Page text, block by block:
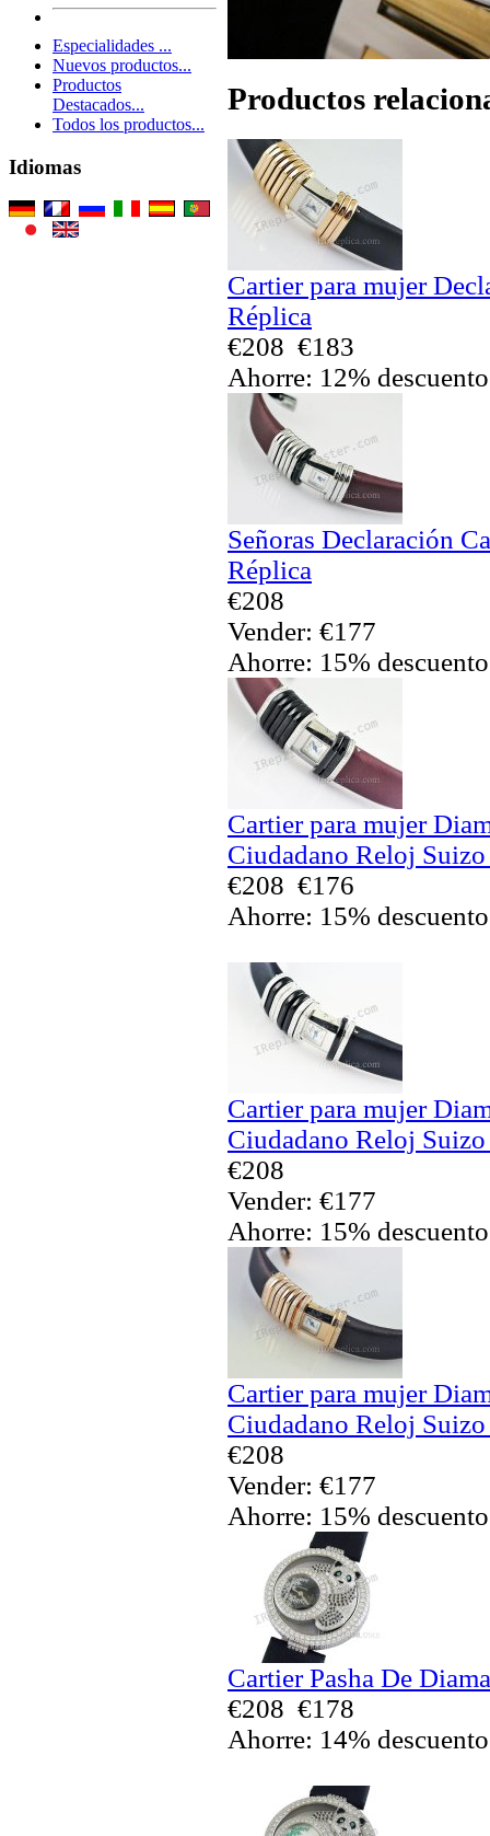
Especialidades ...
Nuevos productos...
Productos
Destacados...
Todos los productos...
Idiomas
Productos
Cartier para mujer
Réplica
€208 €183
Ahorre: 12% descuento
Señoras Declaración
Réplica
€208
Vender: €177
Ahorre: 15% descuento
Cartier para mujer
Ciudadano Reloj
€208 €176
Ahorre: 15% descuento
Cartier para mujer
Ciudadano Reloj
€208
Vender: €177
Ahorre: 15% descuento
Cartier para mujer
Ciudadano Reloj
€208
Vender: €177
Ahorre: 15% descuento
Cartier Pasha De
€208 €178
Ahorre: 14% descuento